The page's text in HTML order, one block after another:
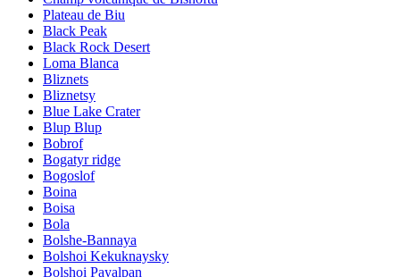
Plateau de Biu
Black Peak
Black Rock Desert
Loma Blanca
Bliznets
Bliznetsy
Blue Lake Crater
Blup Blup
Bobrof
Bogatyr ridge
Bogoslof
Boina
Boisa
Bola
Bolshe-Bannaya
Bolshoi Kekuknaysky
Bolshoi Payalpan